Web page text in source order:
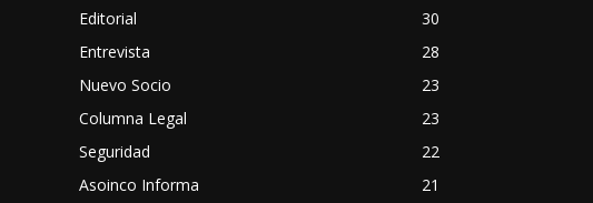
Editorial
30
Entrevista
28
Nuevo Socio
23
Columna Legal
23
Seguridad
22
Asoinco Informa
21